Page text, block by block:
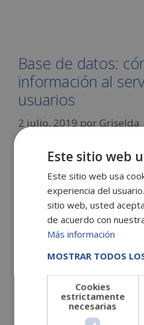
Base de datos:
información al
usuarios
2 julio, 2019 por Griselda
Una base de datos
informaciones que están
almacenadas de manera
posterior recuperación y
de datos surgen a partir
Este sitio web
Este sitio web usa
experiencia del
sitio web, usted
de acuerdo con
Más información
MOSTRAR TODOS
Cookies
estrictamente
necesarias